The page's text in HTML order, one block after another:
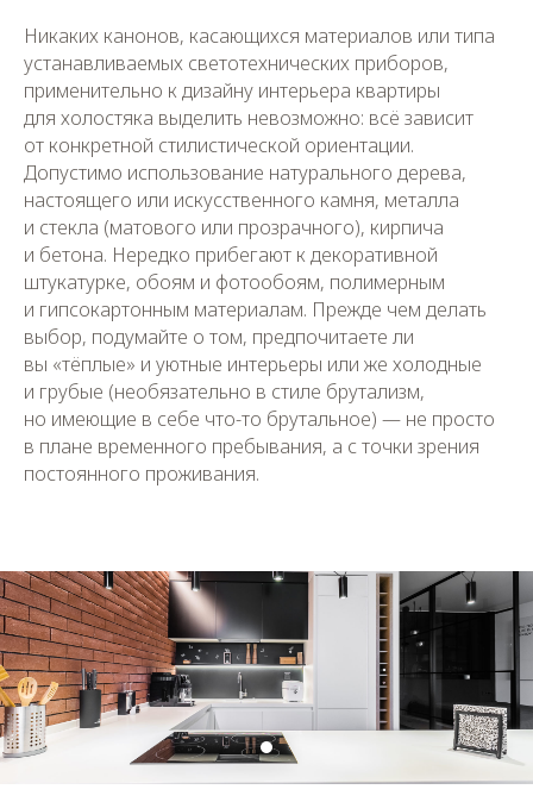
Никаких канонов, касающихся материалов или типа
устанавливаемых светотехнических приборов,
применительно к дизайну интерьера квартиры
для холостяка выделить невозможно: всё зависит
от конкретной стилистической ориентации.
Допустимо использование натурального дерева,
настоящего или искусственного камня, металла
и стекла (матового или прозрачного), кирпича
и бетона. Нередко прибегают к декоративной
штукатурке, обоям и фотообоям, полимерным
и гипсокартонным материалам. Прежде чем делать
выбор, подумайте о том, предпочитаете ли
вы «тёплые» и уютные интерьеры или же холодные
и грубые (необязательно в стиле брутализм,
но имеющие в себе что-то брутальное) — не просто
в плане временного пребывания, а с точки зрения
постоянного проживания.